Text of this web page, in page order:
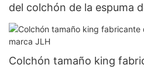
del colchón de la espuma
OEM
Colchón tamaño king